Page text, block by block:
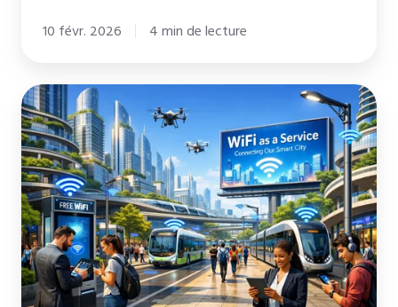
10 févr. 2026 4 min de lecture
Wi-
Fi
as
a
Service
(WaaS)
:
Pourquoi
le